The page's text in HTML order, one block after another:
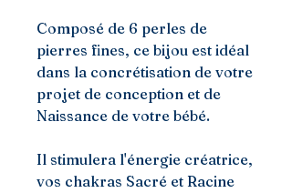
Composé de 6 perles de
pierres fines, ce bijou est idéal
dans la concrétisation de votre
projet de conception et de
Naissance de votre bébé.
Il stimulera l'énergie créatrice,
vos chakras Sacré et Racine